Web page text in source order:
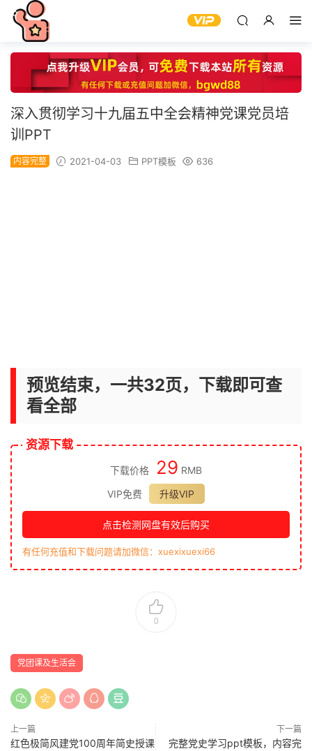
深入贯彻学习十九届五中全会精神党课党员培
训PPT
内容完整 2021-04-03 PPT模板 636
预览结束，一共32页，下载即可查
看全部
资源下载
下载价格 29 RMB
VIP免费
升级VIP
点击检测网盘有效后购买
有任何充值和下载问题请加微信：xuexixuexi66
0
党团课及生活会
上一篇
红色极简风建党100周年简史授课
下一篇
完整党史学习ppt模板，内容完